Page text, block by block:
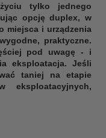
tylko jednego
opcję duplex, w
miejsca i urządzenia
praktyczne.
pod uwagę - i
eksploatacja. Jeśli
taniej na etapie
eksploatacyjnych,